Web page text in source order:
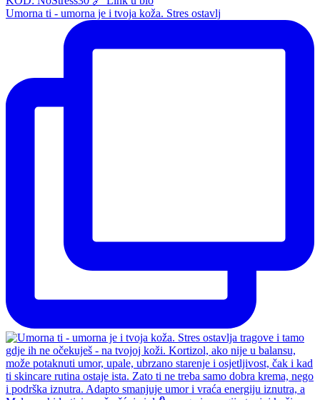
Umorna ti - umorna je i tvoja koža. Stres ostavlj